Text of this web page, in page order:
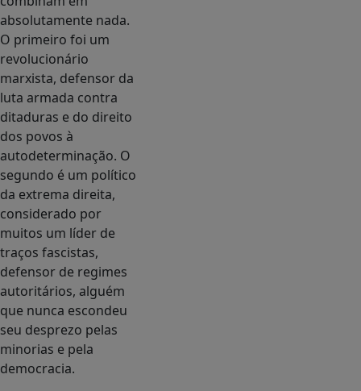
absolutamente nada.
O primeiro foi um
revolucionário
marxista, defensor da
luta armada contra
ditaduras e do direito
dos povos à
autodeterminação. O
segundo é um político
da extrema direita,
considerado por
muitos um líder de
traços fascistas,
defensor de regimes
autoritários, alguém
que nunca escondeu
seu desprezo pelas
minorias e pela
democracia.